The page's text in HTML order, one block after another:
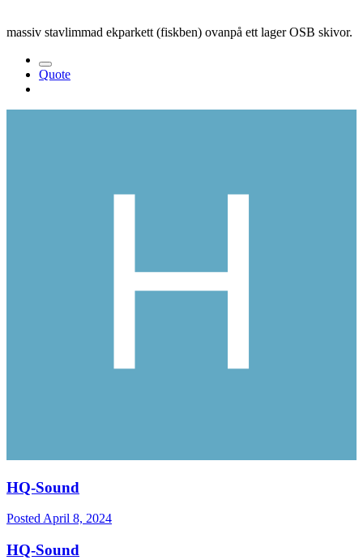
massiv stavlimmad ekparkett (fiskben) ovanpå ett lager OSB skivor.
Quote
HQ-Sound
PostedApril 8, 2024
HQ-Sound